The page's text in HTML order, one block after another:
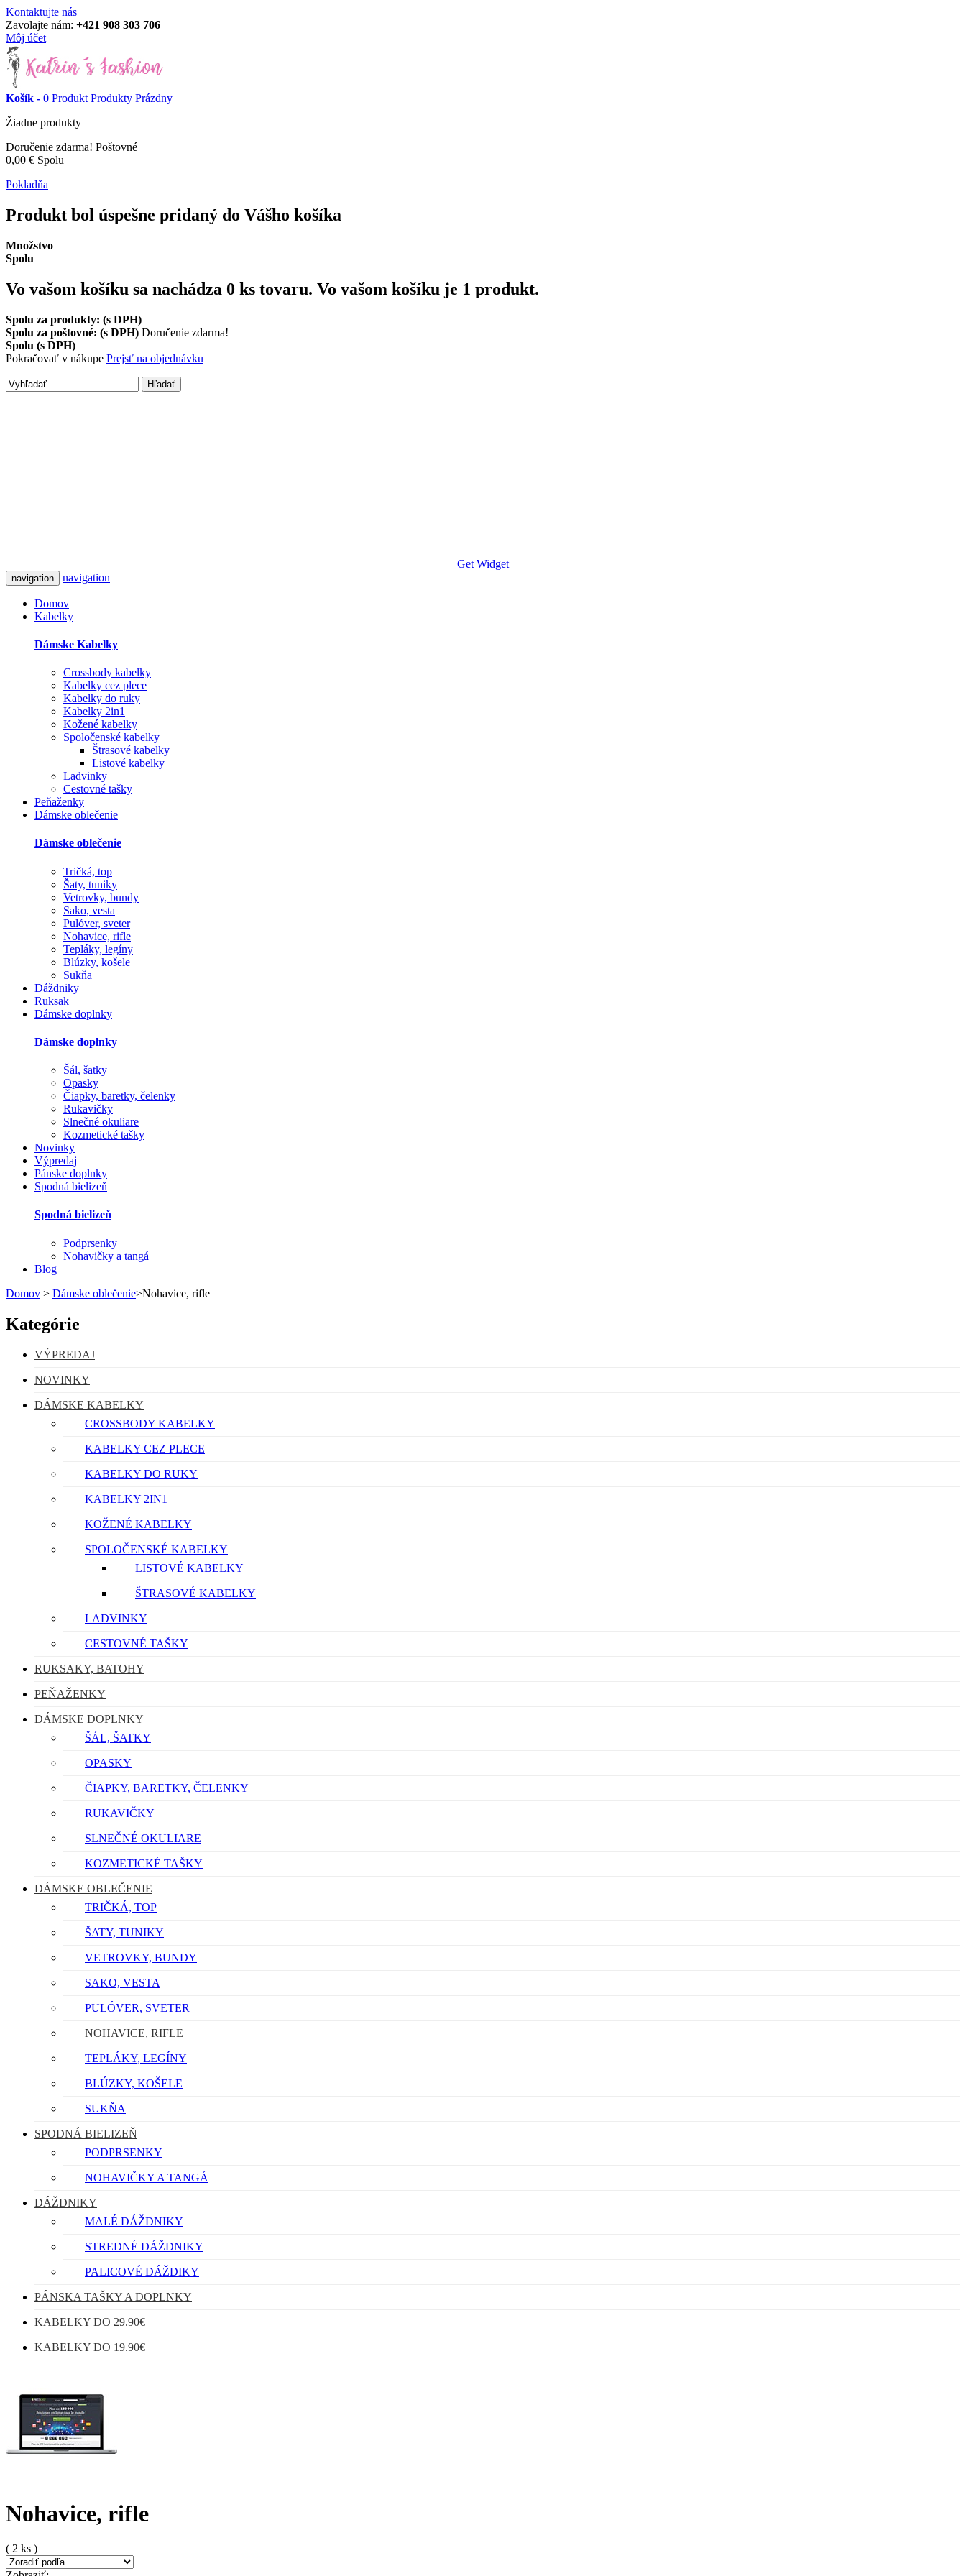
Kontaktujte nás
Zavolajte nám: +421 908 303 706
Môj účet
Košík - 0 Produkt Produkty Prázdny
Žiadne produkty
Doručenie zdarma! Poštovné
0,00 € Spolu
Pokladňa
Produkt bol úspešne pridaný do Vášho košíka
Množstvo
Spolu
Vo vašom košíku sa nachádza 0 ks tovaru. Vo vašom košíku je 1 produkt.
Spolu za produkty: (s DPH)
Spolu za poštovné: (s DPH) Doručenie zdarma!
Spolu (s DPH)
Pokračovať v nákupe Prejsť na objednávku
Hľadať
Get Widget
navigation navigation
Domov
Kabelky
Dámske Kabelky
Crossbody kabelky
Kabelky cez plece
Kabelky do ruky
Kabelky 2in1
Kožené kabelky
Spoločenské kabelky
Štrasové kabelky
Listové kabelky
Ladvinky
Cestovné tašky
Peňaženky
Dámske oblečenie
Dámske oblečenie
Tričká, top
Šaty, tuniky
Vetrovky, bundy
Sako, vesta
Pulóver, sveter
Nohavice, rifle
Tepláky, legíny
Blúzky, košele
Sukňa
Dáždniky
Ruksak
Dámske doplnky
Dámske doplnky
Šál, šatky
Opasky
Čiapky, baretky, čelenky
Rukavičky
Slnečné okuliare
Kozmetické tašky
Novinky
Výpredaj
Pánske doplnky
Spodná bielizeň
Spodná bielizeň
Podprsenky
Nohavičky a tangá
Blog
Domov > Dámske oblečenie>Nohavice, rifle
Kategórie
VÝPREDAJ
NOVINKY
DÁMSKE KABELKY
CROSSBODY KABELKY
KABELKY CEZ PLECE
KABELKY DO RUKY
KABELKY 2IN1
KOŽENÉ KABELKY
SPOLOČENSKÉ KABELKY
LISTOVÉ KABELKY
ŠTRASOVÉ KABELKY
LADVINKY
CESTOVNÉ TAŠKY
RUKSAKY, BATOHY
PEŇAŽENKY
DÁMSKE DOPLNKY
ŠÁL, ŠATKY
OPASKY
ČIAPKY, BARETKY, ČELENKY
RUKAVIČKY
SLNEČNÉ OKULIARE
KOZMETICKÉ TAŠKY
DÁMSKE OBLEČENIE
TRIČKÁ, TOP
ŠATY, TUNIKY
VETROVKY, BUNDY
SAKO, VESTA
PULÓVER, SVETER
NOHAVICE, RIFLE
TEPLÁKY, LEGÍNY
BLÚZKY, KOŠELE
SUKŇA
SPODNÁ BIELIZEŇ
PODPRSENKY
NOHAVIČKY A TANGÁ
DÁŽDNIKY
MALÉ DÁŽDNIKY
STREDNÉ DÁŽDNIKY
PALICOVÉ DÁŽDIKY
PÁNSKA TAŠKY A DOPLNKY
KABELKY DO 29.90€
KABELKY DO 19.90€
Nohavice, rifle
( 2 ks )